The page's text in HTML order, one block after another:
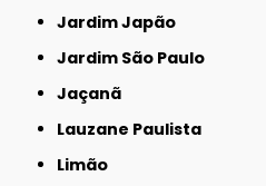
Jardim Japão
Jardim São Paulo
Jaçanã
Lauzane Paulista
Limão